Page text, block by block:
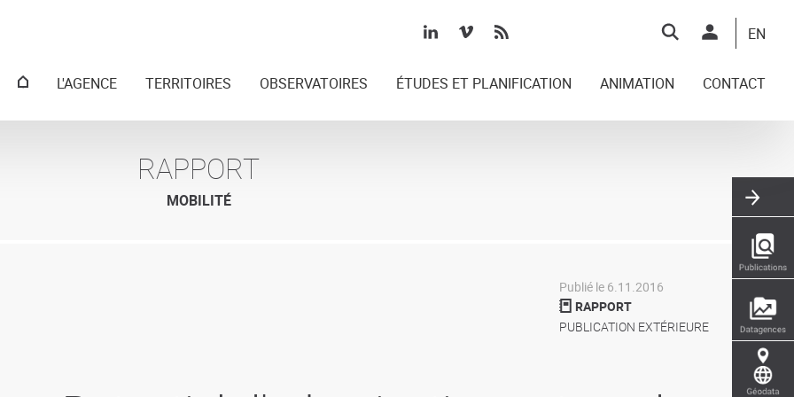
Top
EN
MenuL'AGENCE TERRITOIRES OBSERVATOIRES ÉTUDES ET PLANIFICATION ANIMATION CONTACT
RAPPORT
MOBILITÉ
Publié le 6.11.2016
RAPPORT
PUBLICATION EXTÉRIEURE